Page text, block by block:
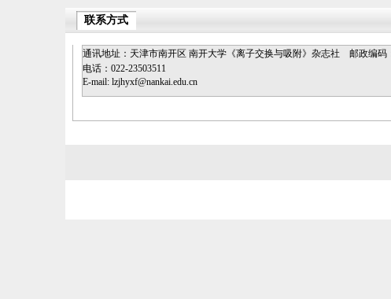
联系方式
通讯地址：天津市南开区 南开大学《离子交换与吸附》杂志社 邮政编码
电话：022-23503511
E-mail: lzjhyxf@nankai.edu.cn